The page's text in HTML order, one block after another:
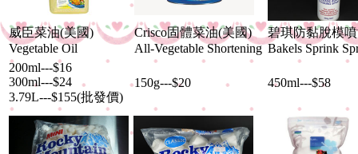
威臣菜油(美國)
Vegetable Oil
Crisco固體菜油(美國)
All-Vegetable Shortening
碧琪防黏脫模
Bakels Sprink
200ml---$16
300ml---$24
3.79L---$155(批發價)
150g---$20 450ml---$58